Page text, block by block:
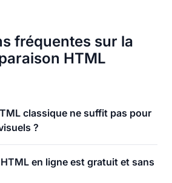
fréquentes sur la
HTML
classique ne suffit pas pour
?
en ligne est gratuit et sans